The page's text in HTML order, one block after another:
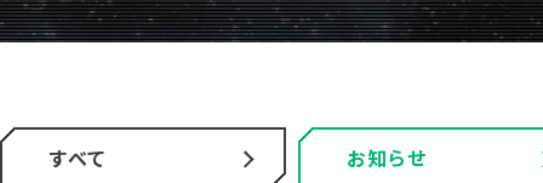
すべて お知らせ